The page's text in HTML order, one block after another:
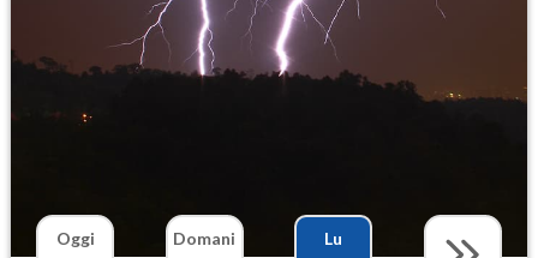
Oggi
Domani
Lu